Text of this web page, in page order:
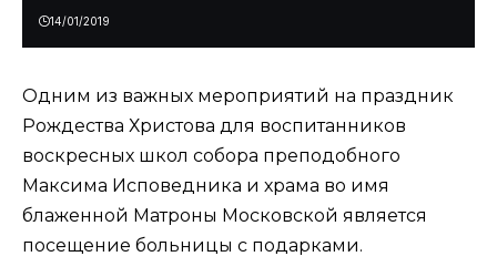
14/01/2019
Одним из важных мероприятий на праздник
Рождества Христова для воспитанников
воскресных школ собора преподобного
Максима Исповедника и храма во имя
блаженной Матроны Московской является
посещение больницы с подарками.